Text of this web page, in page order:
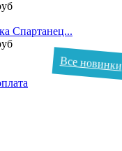
Спартанец...
Все новинки